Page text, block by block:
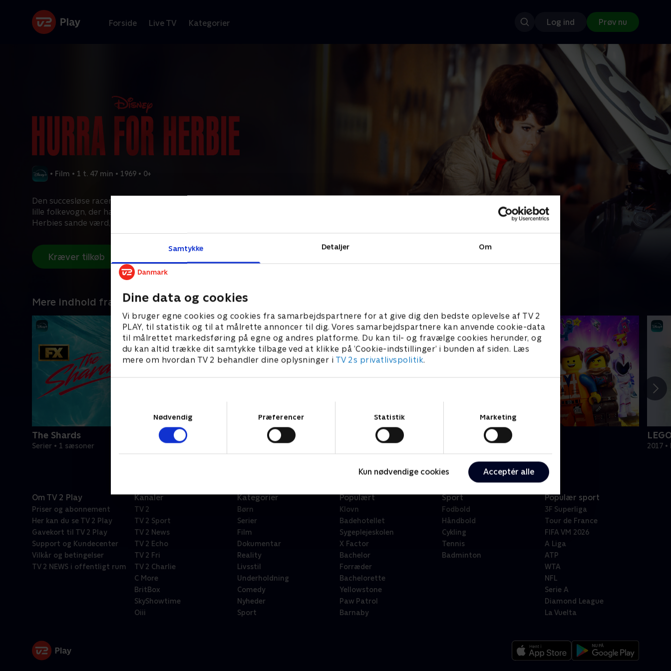
Samtykke Detaljer Om
Dine data og cookies
Vi bruger egne cookies og cookies fra samarbejdspartnere for at give dig den bedste oplevelse af TV 2
PLAY, til statistik og til at målrette annoncer til dig. Vores samarbejdspartnere kan anvende cookie-data
til målrettet markedsføring på egne og andres platforme. Du kan til- og fravælge cookies herunder, og
du kan altid trække dit samtykke tilbage ved at klikke på ’Cookie-indstillinger’ i bunden af siden. Læs
mere om hvordan TV 2 behandler dine oplysninger i TV 2s privatlivspolitik.
Nødvendig
Præferencer Statistik Marketing
Kun nødvendige cookies Acceptér alle
Forside Live TV Kategorier Log ind Prøv nu
• Film • 1 t. 47 min • 1969 • 0+
Den succesløse racerkører Jim Douglas slår sig sammen med en
lille folkevogn, der har sin egen mening. Han opdager ikke
Herbies sande værd, før en lumsk rival vil stjæle ham.
Kræver tilkøb
Mere indhold fra Disney+
The Shards
Serier • 1 sæsoner
Star Wars: Visions Presents - The Ninth Jedi
Serier • 1 sæsoner
LEGO filmen 2
2019 • Film • 1 t. 47 min 2017
Om TV 2 Play
Priser og abonnement
Her kan du se TV 2 Play
Gavekort til TV 2 Play
Support og Kundecenter
Vilkår og betingelser
TV 2 NEWS i offentligt rum
Kanaler
TV 2
TV 2 Sport
TV 2 News
TV 2 Echo
TV 2 Fri
TV 2 Charlie
C More
BritBox
SkyShowtime
Oiii
Kategorier
Børn
Serier
Film
Dokumentar
Reality
Livsstil
Underholdning
Comedy
Nyheder
Sport
Populært
Klovn
Badehotellet
Sygeplejeskolen
X Factor
Bachelor
Forræder
Bachelorette
Yellowstone
Paw Patrol
Barnaby
Sport
Fodbold
Håndbold
Cykling
Tennis
Badminton
Populær sport
3F Superliga
Tour de France
FIFA VM 2026
A Liga
ATP
WTA
NFL
Serie A
Diamond League
La Vuelta